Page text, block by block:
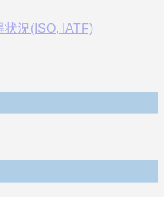
況(ISO, IATF)